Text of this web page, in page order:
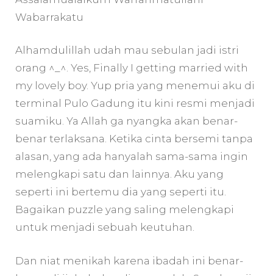
Wabarrakatu
Alhamdulillah udah mau sebulan jadi istri
orang ^_^. Yes, Finally I getting married with
my lovely boy. Yup pria yang menemui aku di
terminal Pulo Gadung itu kini resmi menjadi
suamiku. Ya Allah ga nyangka akan benar-
benar terlaksana. Ketika cinta bersemi tanpa
alasan, yang ada hanyalah sama-sama ingin
melengkapi satu dan lainnya. Aku yang
seperti ini bertemu dia yang seperti itu.
Bagaikan puzzle yang saling melengkapi
untuk menjadi sebuah keutuhan.
Dan niat menikah karena ibadah ini benar-